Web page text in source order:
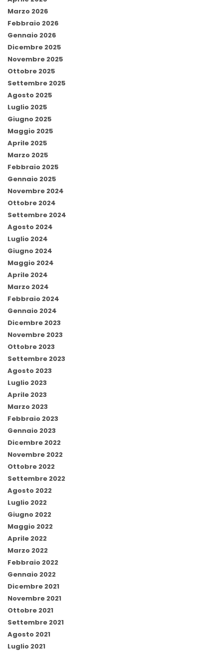
Marzo 2026
Febbraio 2026
Gennaio 2026
Dicembre 2025
Novembre 2025
Ottobre 2025
Settembre 2025
Agosto 2025
Luglio 2025
Giugno 2025
Maggio 2025
Aprile 2025
Marzo 2025
Febbraio 2025
Gennaio 2025
Novembre 2024
Ottobre 2024
Settembre 2024
Agosto 2024
Luglio 2024
Giugno 2024
Maggio 2024
Aprile 2024
Marzo 2024
Febbraio 2024
Gennaio 2024
Dicembre 2023
Novembre 2023
Ottobre 2023
Settembre 2023
Agosto 2023
Luglio 2023
Aprile 2023
Marzo 2023
Febbraio 2023
Gennaio 2023
Dicembre 2022
Novembre 2022
Ottobre 2022
Settembre 2022
Agosto 2022
Luglio 2022
Giugno 2022
Maggio 2022
Aprile 2022
Marzo 2022
Febbraio 2022
Gennaio 2022
Dicembre 2021
Novembre 2021
Ottobre 2021
Settembre 2021
Agosto 2021
Luglio 2021